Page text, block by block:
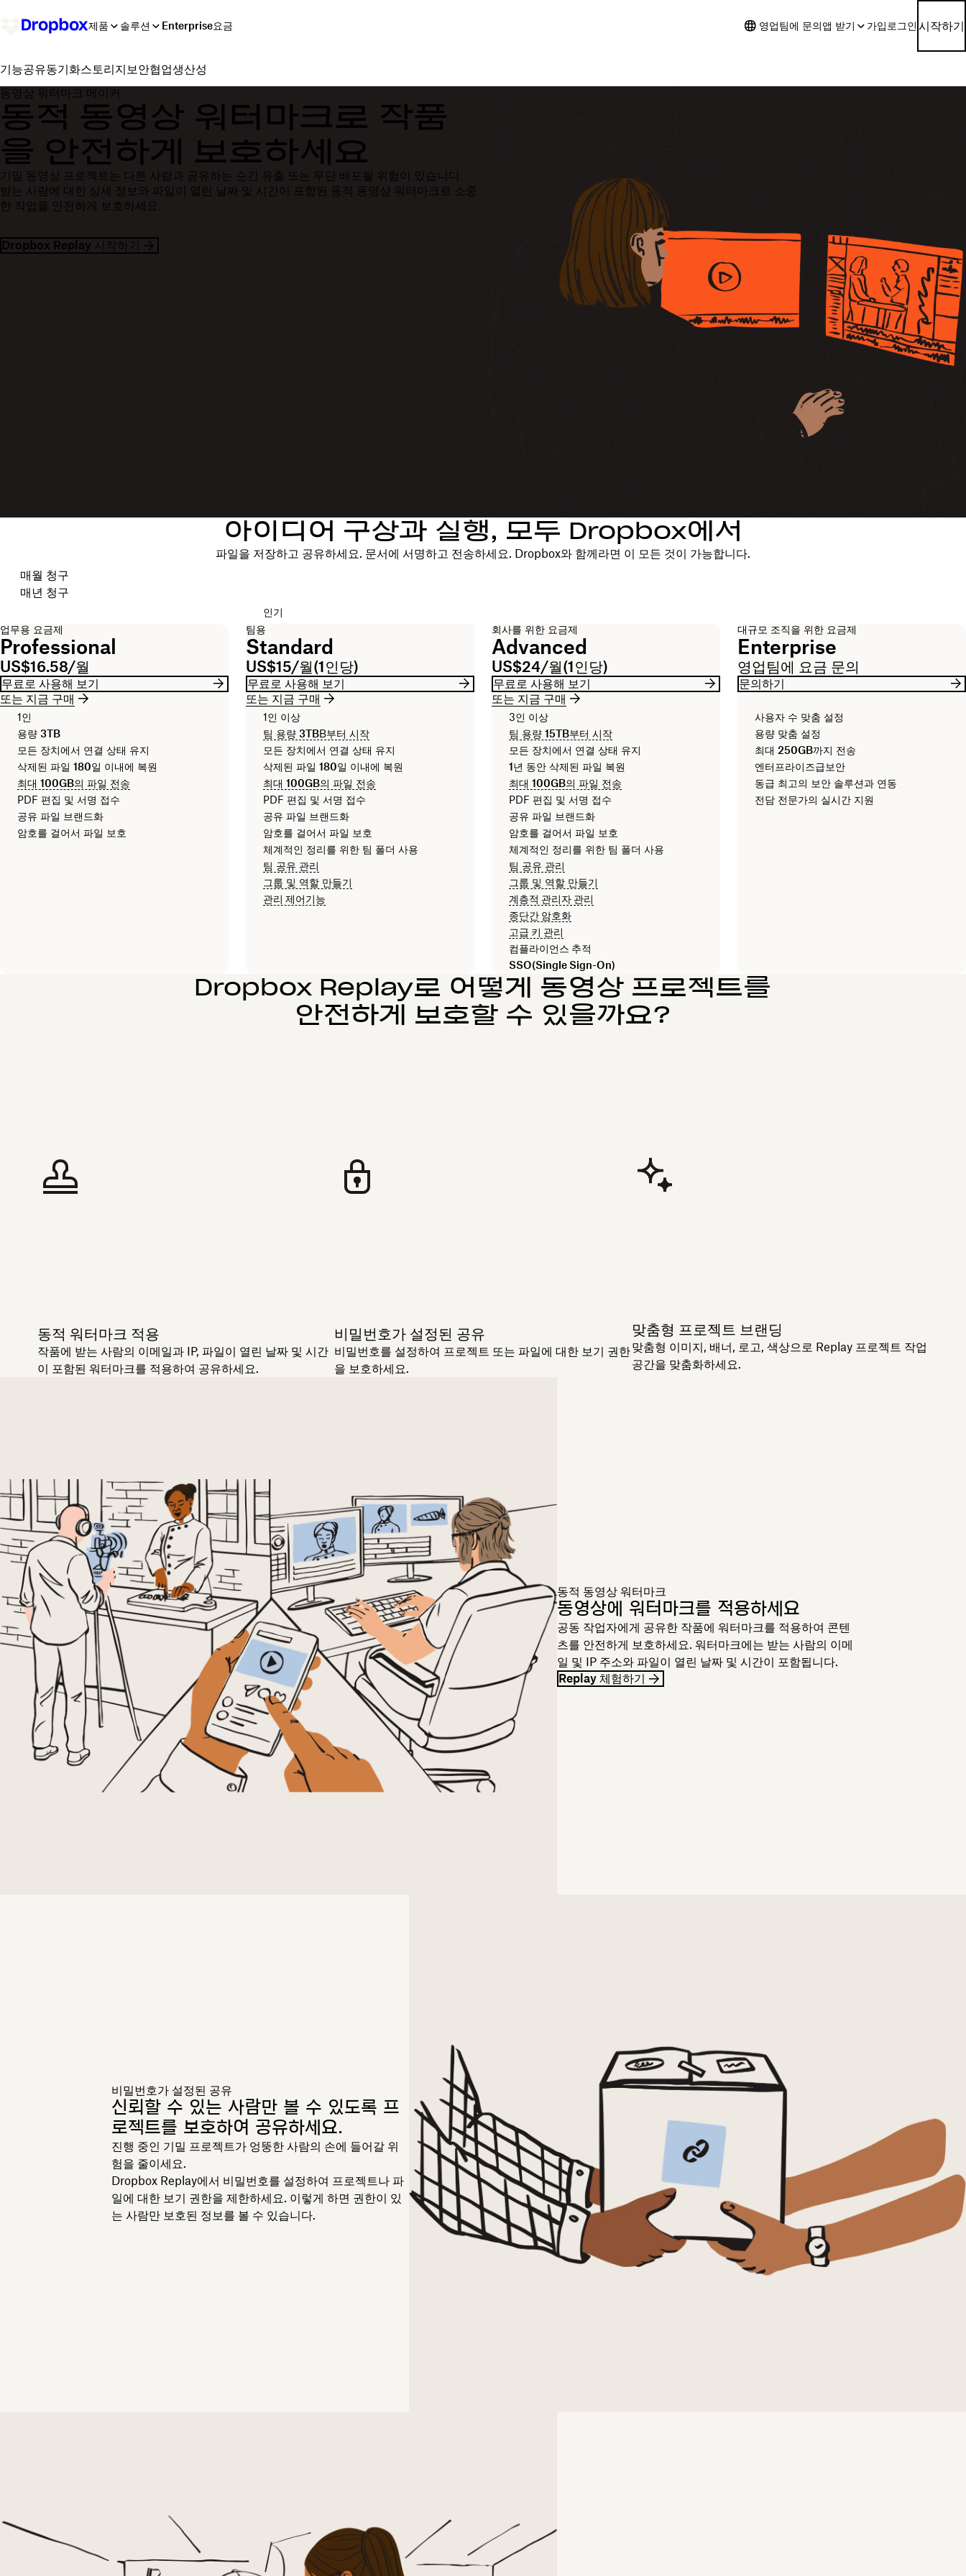
제품 솔루션 Enterprise요금 영업팀에 문의앱 받기 가입 로그인 시작하기
기능공유동기화스토리지 보안협업생산성
동영상 워터마크 메이커
동적 동영상 워터마크로 작품
을 안전하게 보호하세요
기밀 동영상 프로젝트는 다른 사람과 공유하는 순간 유출 또는 무단 배포될 위험이 있습니다.
받는 사람에 대한 상세 정보와 파일이 열린 날짜 및 시간이 포함된 동적 동영상 워터마크로 소중
한 작업을 안전하게 보호하세요.
Dropbox Replay 시작하기
아이디어 구상과 실행, 모두 Dropbox에서
파일을 저장하고 공유하세요. 문서에 서명하고 전송하세요. Dropbox와 함께라면 이 모든 것이 가능합니다.
청구 주기 선택
매월 청구
매년 청구
업무용 요금제
Professional
US$16.58/월
무료로 사용해 보기
또는 지금 구매
1인
용량 3TB
모든 장치에서 연결 상태 유지
삭제된 파일 180일 이내에 복원
최대 100GB의 파일 전송
PDF 편집 및 서명 접수
공유 파일 브랜드화
암호를 걸어서 파일 보호
인기
팀용
Standard
US$15/월(1인당)
무료로 사용해 보기
또는 지금 구매
1인 이상
팀 용량 3TBB부터 시작
모든 장치에서 연결 상태 유지
삭제된 파일 180일 이내에 복원
최대 100GB의 파일 전송
PDF 편집 및 서명 접수
공유 파일 브랜드화
암호를 걸어서 파일 보호
체계적인 정리를 위한 팀 폴더 사용
팀 공유 관리
그룹 및 역할 만들기
관리 제어기능
회사를 위한 요금제
Advanced
US$24/월(1인당)
무료로 사용해 보기
또는 지금 구매
3인 이상
팀 용량 15TB부터 시작
모든 장치에서 연결 상태 유지
1년 동안 삭제된 파일 복원
최대 100GB의 파일 전송
PDF 편집 및 서명 접수
공유 파일 브랜드화
암호를 걸어서 파일 보호
체계적인 정리를 위한 팀 폴더 사용
팀 공유 관리
그룹 및 역할 만들기
계층적 관리자 관리
종단간 암호화
고급 키 관리
컴플라이언스 추적
SSO(Single Sign-On)
대규모 조직을 위한 요금제
Enterprise
영업팀에 요금 문의
문의하기
사용자 수 맞춤 설정
용량 맞춤 설정
최대 250GB까지 전송
엔터프라이즈급보안
동급 최고의 보안 솔루션과 연동
전담 전문가의 실시간 지원
Dropbox Replay로 어떻게 동영상 프로젝트를
안전하게 보호할 수 있을까요?
동적 워터마크 적용
작품에 받는 사람의 이메일과 IP, 파일이 열린 날짜 및 시간
이 포함된 워터마크를 적용하여 공유하세요.
비밀번호가 설정된 공유
비밀번호를 설정하여 프로젝트 또는 파일에 대한 보기 권한
을 보호하세요.
맞춤형 프로젝트 브랜딩
맞춤형 이미지, 배너, 로고, 색상으로 Replay 프로젝트 작업
공간을 맞춤화하세요.
동적 동영상 워터마크
동영상에 워터마크를 적용하세요
공동 작업자에게 공유한 작품에 워터마크를 적용하여 콘텐
츠를 안전하게 보호하세요. 워터마크에는 받는 사람의 이메
일 및 IP 주소와 파일이 열린 날짜 및 시간이 포함됩니다.
Replay 체험하기
비밀번호가 설정된 공유
신뢰할 수 있는 사람만 볼 수 있도록 프
로젝트를 보호하여 공유하세요.
진행 중인 기밀 프로젝트가 엉뚱한 사람의 손에 들어갈 위
험을 줄이세요.
Dropbox Replay에서 비밀번호를 설정하여 프로젝트나 파
일에 대한 보기 권한을 제한하세요. 이렇게 하면 권한이 있
는 사람만 보호된 정보를 볼 수 있습니다.